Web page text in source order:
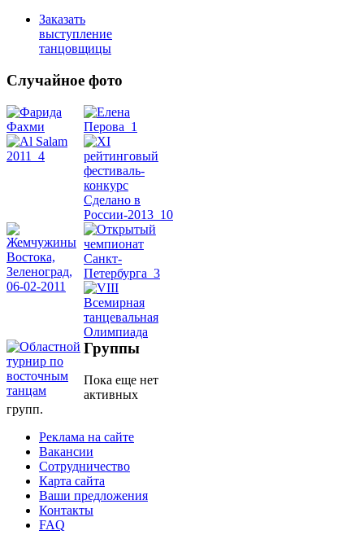
Заказать
выступление
танцовщицы
Случайное фото
Belly
Группы
Пока еще нет
активных
групп.
Реклама на сайте
Вакансии
Сотрудничество
Карта сайта
Ваши предложения
Контакты
FAQ